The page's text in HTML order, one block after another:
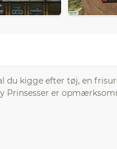
du kigge efter tøj, en
Prinsesser er